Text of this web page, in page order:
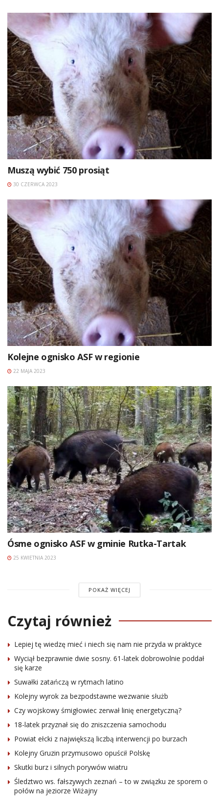
Muszą wybić 750 prosiąt
30 CZERWCA 2023
Kolejne ognisko ASF w regionie
22 MAJA 2023
Ósme ognisko ASF w gminie Rutka-Tartak
25 KWIETNIA 2023
POKAŻ WIĘCEJ
Czytaj również
Lepiej tę wiedzę mieć i niech się nam nie przyda w praktyce
Wyciął bezprawnie dwie sosny. 61-latek dobrowolnie poddał
się karze
Suwałki zatańczą w rytmach latino
Kolejny wyrok za bezpodstawne wezwanie służb
Czy wojskowy śmigłowiec zerwał linię energetyczną?
18-latek przyznał się do zniszczenia samochodu
Powiat ełcki z największą liczbą interwencji po burzach
Kolejny Gruzin przymusowo opuścił Polskę
Skutki burz i silnych porywów wiatru
Śledztwo ws. fałszywych zeznań – to w związku ze sporem o
połów na jeziorze Wiżajny